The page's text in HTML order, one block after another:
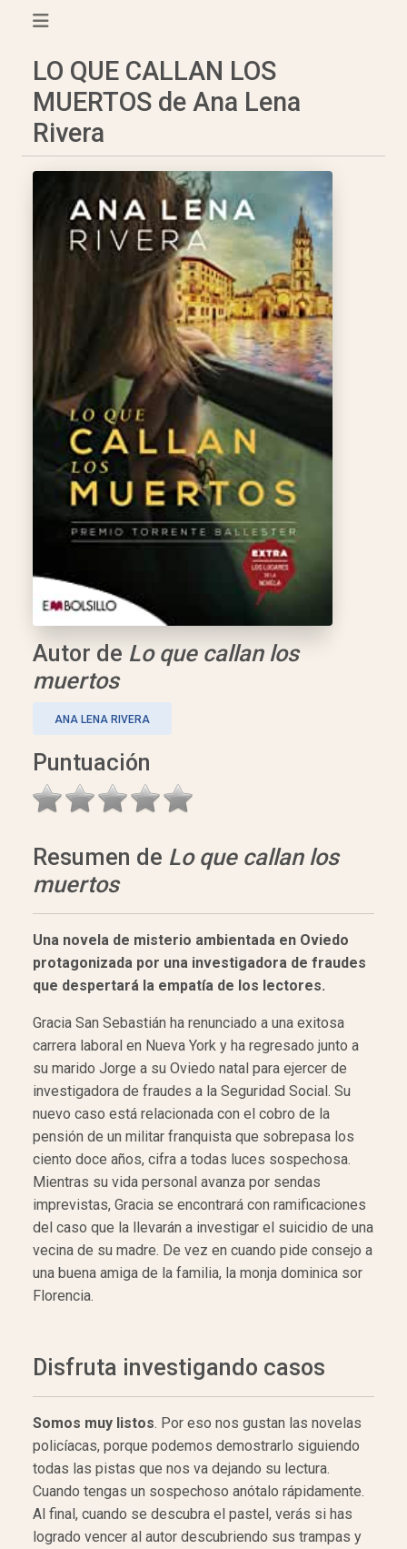
LO QUE CALLAN LOS
MUERTOS de Ana Lena
Rivera
Autor de Lo que callan los
muertos
ANA LENA RIVERA
Puntuación
Resumen de Lo que callan los
muertos
Una novela de misterio ambientada en Oviedo
protagonizada por una investigadora de fraudes
que despertará la empatía de los lectores.
Gracia San Sebastián ha renunciado a una exitosa
carrera laboral en Nueva York y ha regresado junto a
su marido Jorge a su Oviedo natal para ejercer de
investigadora de fraudes a la Seguridad Social. Su
nuevo caso está relacionada con el cobro de la
pensión de un militar franquista que sobrepasa los
ciento doce años, cifra a todas luces sospechosa.
Mientras su vida personal avanza por sendas
imprevistas, Gracia se encontrará con ramificaciones
del caso que la llevarán a investigar el suicidio de una
vecina de su madre. De vez en cuando pide consejo a
una buena amiga de la familia, la monja dominica sor
Florencia.
Disfruta investigando casos
Somos muy listos. Por eso nos gustan las novelas
policíacas, porque podemos demostrarlo siguiendo
todas las pistas que nos va dejando su lectura.
Cuando tengas un sospechoso anótalo rápidamente.
Al final, cuando se descubra el pastel, verás si has
logrado vencer al autor descubriendo sus trampas y